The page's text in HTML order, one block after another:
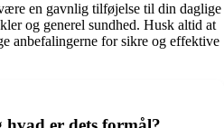
en gavnlig tilføjelse til din daglige
og generel sundhed. Husk altid at
anbefalingerne for sikre og effektive